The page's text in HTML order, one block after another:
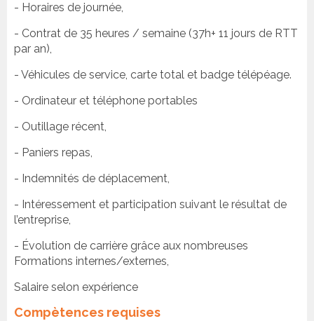
- Horaires de journée,
- Contrat de 35 heures / semaine (37h+ 11 jours de RTT
par an),
- Véhicules de service, carte total et badge télépéage.
- Ordinateur et téléphone portables
- Outillage récent,
- Paniers repas,
- Indemnités de déplacement,
- Intéressement et participation suivant le résultat de
l’entreprise,
- Évolution de carrière grâce aux nombreuses
Formations internes/externes,
Salaire selon expérience
Compètences requises